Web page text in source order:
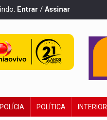
Entrar / Assinar
POLÍCIA POLÍTICA INTERIOR